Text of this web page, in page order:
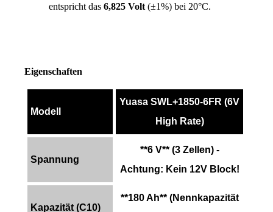
entspricht das 6,825 Volt (±1%) bei 20°C.
Eigenschaften
Modell
Yuasa SWL+1850-6FR (6V
High Rate)
Spannung
**6 V** (3 Zellen) -
Achtung: Kein 12V Block!
Kapazität (C10)
**180 Ah** (Nennkapazität